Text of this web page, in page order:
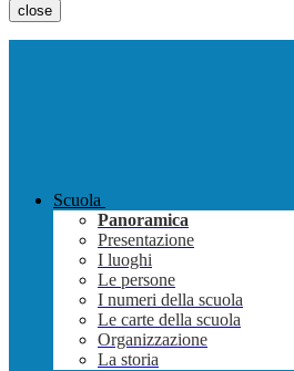
close
Scuola
Panoramica
Presentazione
I luoghi
Le persone
I numeri della scuola
Le carte della scuola
Organizzazione
La storia